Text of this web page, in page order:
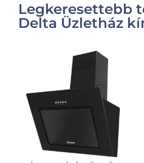
Legkeresettebb
Delta Üzletház